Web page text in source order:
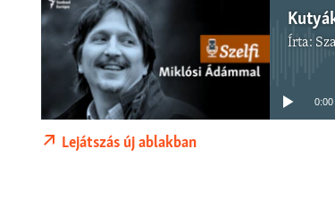
Írta:
Jelenleg
0:00
Lejátszás új ablakban